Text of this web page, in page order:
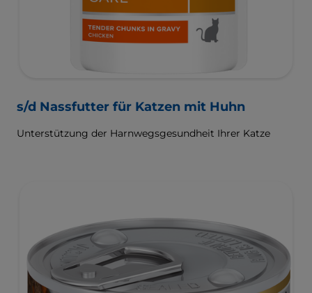
s/d Nassfutter für Katzen mit Huhn
Unterstützung der Harnwegsgesundheit Ihrer Katze